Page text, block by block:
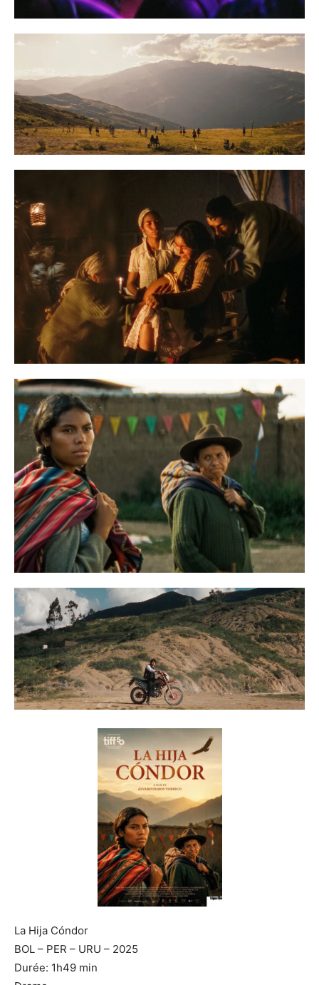
La Hija Cóndor
BOL – PER – URU – 2025
Durée: 1h49 min